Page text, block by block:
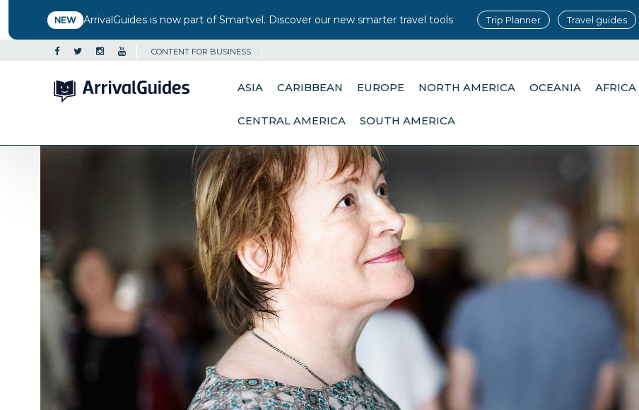
NEW ArrivalGuides is now part of Smartvel. Discover our new smarter travel tools Trip Planner Travel guides
CONTENT FOR BUSINESS
ASIA CARIBBEAN EUROPE NORTH AMERICA OCEANIA AFRICA
CENTRAL AMERICA SOUTH AMERICA